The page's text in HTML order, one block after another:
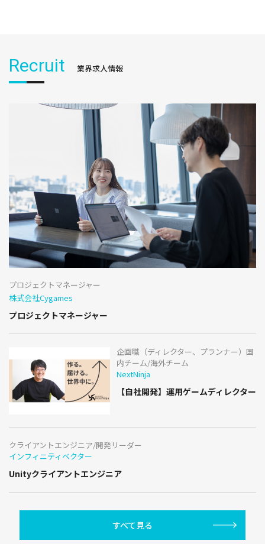
Recruit 業界求人情報
プロジェクトマネージャー
株式会社Cygames
プロジェクトマネージャー
企画職（ディレクター、プランナー）国
内チーム/海外チーム
NextNinja
【自社開発】運用ゲームディレクター
クライアントエンジニア/開発リーダー
インフィニティベクター
Unityクライアントエンジニア
すべて見る